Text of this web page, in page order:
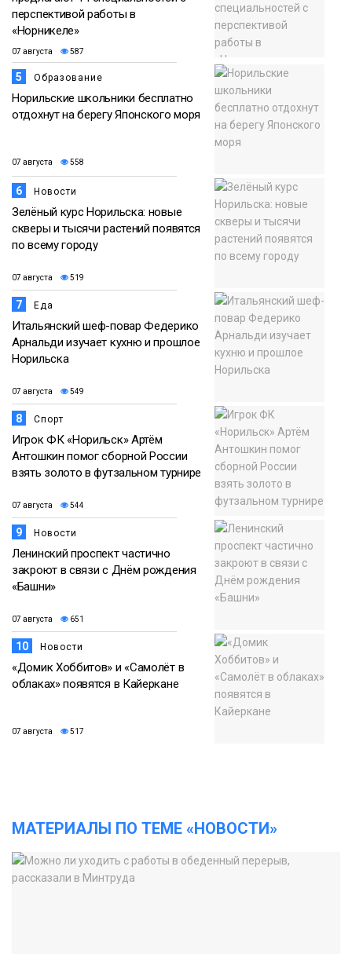
перспективой работы в
«Норникеле»
07 августа 587
5 Образование
Норильские школьники бесплатно
отдохнут на берегу Японского моря
07 августа 558
6 Новости
Зелёный курс Норильска: новые
скверы и тысячи растений появятся
по всему городу
07 августа 519
7 Еда
Итальянский шеф-повар Федерико
Арнальди изучает кухню и прошлое
Норильска
07 августа 549
8 Спорт
Игрок ФК «Норильск» Артём
Антошкин помог сборной России
взять золото в футзальном турнире
07 августа 544
9 Новости
Ленинский проспект частично
закроют в связи с Днём рождения
«Башни»
07 августа 651
10 Новости
«Домик Хоббитов» и «Самолёт в
облаках» появятся в Кайеркане
07 августа 517
МАТЕРИАЛЫ ПО ТЕМЕ «НОВОСТИ»